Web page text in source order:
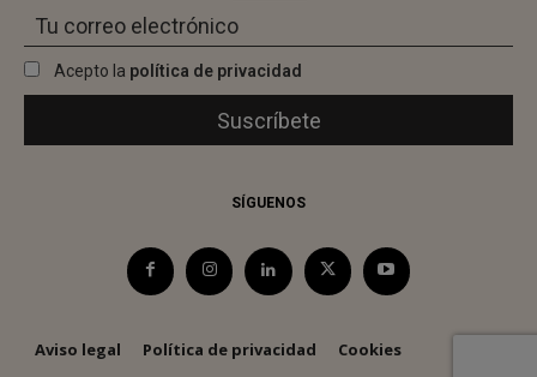
Acepto la política de privacidad
SÍGUENOS
Aviso legal Política de privacidad Cookies